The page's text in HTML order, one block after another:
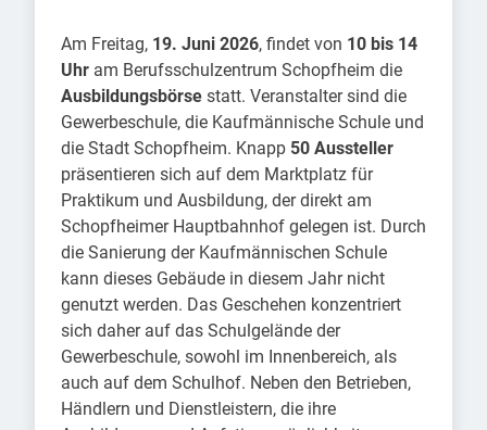
Am Freitag, 19. Juni 2026, findet von 10 bis 14
Uhr am Berufsschulzentrum Schopfheim die
Ausbildungsbörse statt. Veranstalter sind die
Gewerbeschule, die Kaufmännische Schule und
die Stadt Schopfheim. Knapp 50 Aussteller
präsentieren sich auf dem Marktplatz für
Praktikum und Ausbildung, der direkt am
Schopfheimer Hauptbahnhof gelegen ist. Durch
die Sanierung der Kaufmännischen Schule
kann dieses Gebäude in diesem Jahr nicht
genutzt werden. Das Geschehen konzentriert
sich daher auf das Schulgelände der
Gewerbeschule, sowohl im Innenbereich, als
auch auf dem Schulhof. Neben den Betrieben,
Händlern und Dienstleistern, die ihre